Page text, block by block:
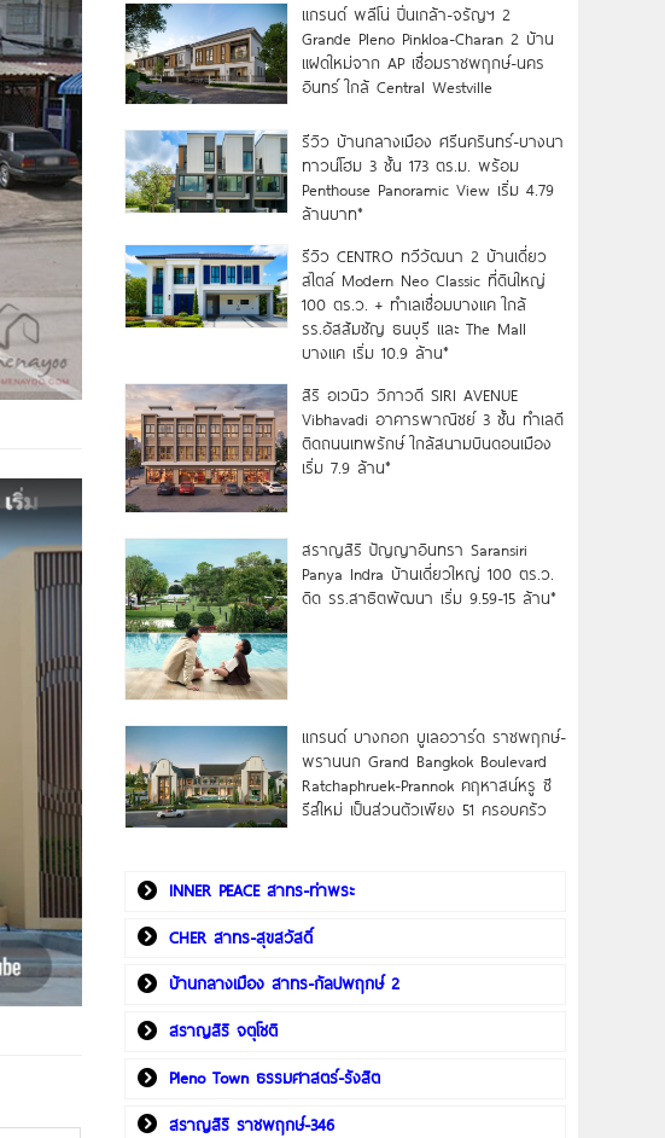
แกรนด์ พลีโน่ ปิ่นเกล้า-จรัญฯ 2
Grande Pleno Pinkloa-Charan 2 บ้าน
แฝดใหม่จาก AP เชื่อมราชพฤกษ์-นคร
อินทร์ ใกล้ Central Westville
รีวิว บ้านกลางเมือง ศรีนครินทร์-บางนา
ทาวน์โฮม 3 ชั้น 173 ตร.ม. พร้อม
Penthouse Panoramic View เริ่ม 4.79
ล้านบาท*
รีวิว CENTRO ทวีวัฒนา 2 บ้านเดี่ยว
สไตล์ Modern Neo Classic ที่ดินใหญ่
100 ตร.ว. + ทำเลเชื่อมบางแค ใกล้
รร.อัสสัมชัญ ธนบุรี และ The Mall
บางแค เริ่ม 10.9 ล้าน*
สิริ อเวนิว วิภาวดี SIRI AVENUE
Vibhavadi อาคารพาณิชย์ 3 ชั้น ทำเลดี
ติดถนนเทพรักษ์ ใกล้สนามบินดอนเมือง
เริ่ม 7.9 ล้าน*
สราญสิริ ปัญญาอินทรา Saransiri
Panya Indra บ้านเดี่ยวใหญ่ 100 ตร.ว.
ดิด รร.สาธิตพัฒนา เริ่ม 9.59-15 ล้าน*
แกรนด์ บางกอก บูเลอวาร์ด ราชพฤกษ์-
พรานนก Grand Bangkok Boulevard
Ratchaphruek-Prannok คฤหาสน์หรู ซี
รีส์ใหม่ เป็นส่วนตัวเพียง 51 ครอบครัว
INNER PEACE สาทร-ท่าพระ
CHER สาทร-สุขสวัสดิ์
บ้านกลางเมือง สาทร-กัลปพฤกษ์ 2
สราญสิริ จตุโชติ
Pleno Town ธรรมศาสตร์-รังสิต
สราญสิริ ราชพฤกษ์-346